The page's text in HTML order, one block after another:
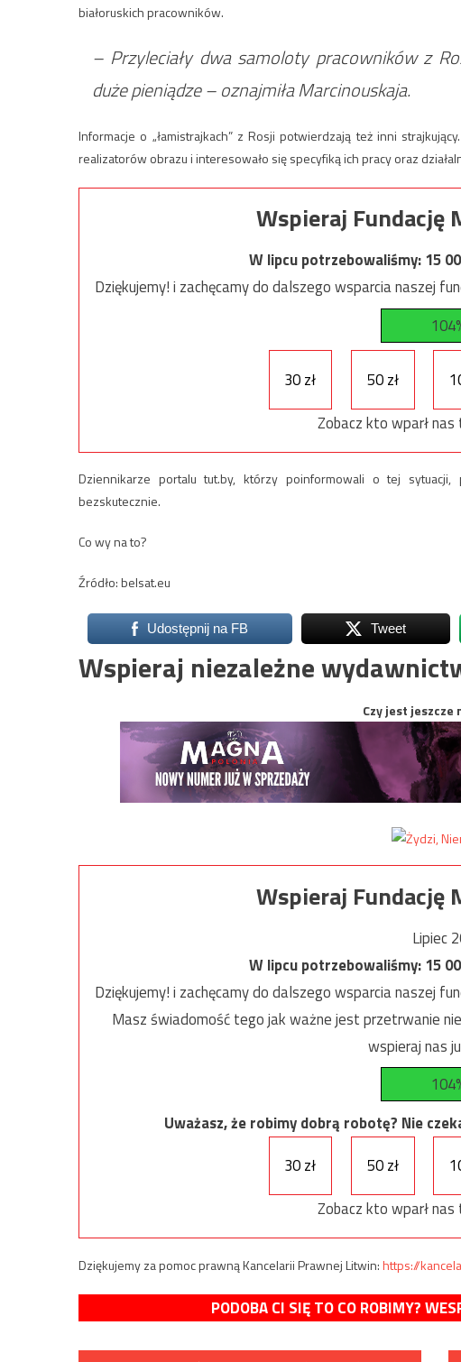
białoruskich pracowników.
– Przyleciały dwa samoloty pracowników z
duże pieniądze – oznajmiła Marcinouskaja.
Informacje o „łamistrajkach” z Rosji potwierdzają też inni
realizatorów obrazu i interesowało się specyfiką ich pracy oraz
Wspieraj Fundację
W lipcu potrzebowaliśmy:15
Dziękujemy! i zachęcamy do dalszego wsparcia naszej
30 zł 50 zł
Zobacz kto wparł nas
Dziennikarze portalu tut.by, którzy poinformowali o tej
bezskutecznie.
Co wy na to?
Źródło: belsat.eu
Udostępnij na FB Tweet
Wspieraj niezależne
Czy jest jeszcze
Wspieraj Fundację
Lipiec
W lipcu potrzebowaliśmy:15
Dziękujemy! i zachęcamy do dalszego wsparcia naszej
Masz świadomość tego jak ważne jest przetrwanie
wspieraj nas
Uważasz, że robimy dobrą robotę? Nie
30 zł
50 zł
Zobacz kto wparł nas
Dziękujemy za pomoc prawną Kancelarii Prawnej Litwin:https://
PODOBA CI SIĘ TO CO ROBIMY?